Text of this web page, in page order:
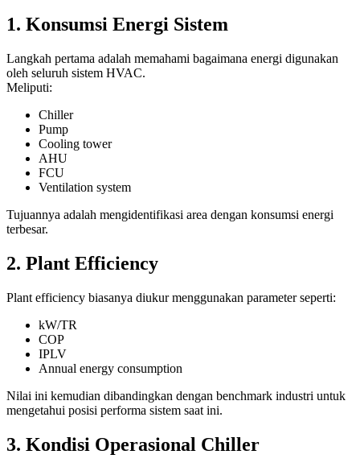
1. Konsumsi Energi Sistem
Langkah pertama adalah memahami bagaimana energi digunakan
oleh seluruh sistem HVAC.
Meliputi:
Chiller
Pump
Cooling tower
AHU
FCU
Ventilation system
Tujuannya adalah mengidentifikasi area dengan konsumsi energi
terbesar.
2. Plant Efficiency
Plant efficiency biasanya diukur menggunakan parameter seperti:
kW/TR
COP
IPLV
Annual energy consumption
Nilai ini kemudian dibandingkan dengan benchmark industri untuk
mengetahui posisi performa sistem saat ini.
3. Kondisi Operasional Chiller